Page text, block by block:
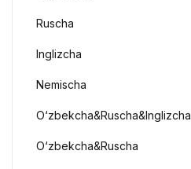
Ruscha
Inglizcha
Nemischa
O‘zbekcha&Ruscha&Inglizcha
O‘zbekcha&Ruscha